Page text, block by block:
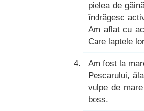
pielea de
îndrăgesc
Am aflat cu
Care laptele
Am fost la
Pescarului,
vulpe de
boss.